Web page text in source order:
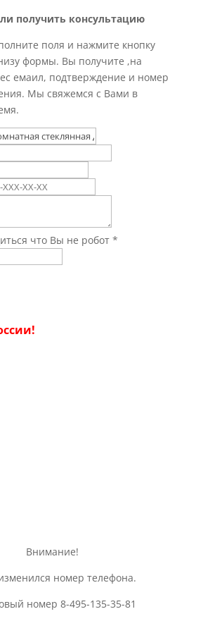
получить консультацию
поля и нажмите кнопку
формы. Вы получите ,на
емаил, подтверждение и номер
Мы свяжемся с Вами в
что Вы не робот *
Внимание!
номер телефона.
номер 8-495-135-35-81